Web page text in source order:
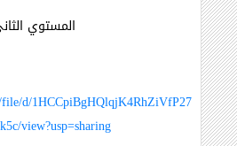
المستوي
d/1HCCpiBgHQlqjK4RhZiVfP27
view?usp=sharing